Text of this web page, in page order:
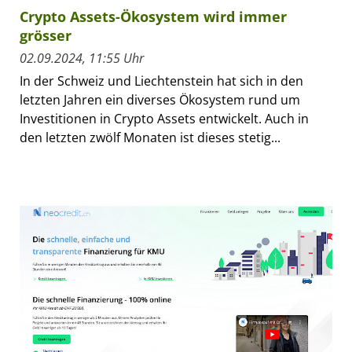
Crypto Assets-Ökosystem wird immer
grösser
02.09.2024, 11:55 Uhr
In der Schweiz und Liechtenstein hat sich in den
letzten Jahren ein diverses Ökosystem rund um
Investitionen in Crypto Assets entwickelt. Auch in
den letzten zwölf Monaten ist dieses stetig...